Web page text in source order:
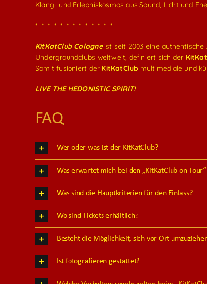
Klang- und Erlebniskosmos aus Sound, Licht und
* * * * * * * * * * * * *
KitKatClub Cologneist seit 2003 eine authentische
Undergroundclubs weltweit, definiert sich der
Somit fusioniert der KitKatClub multimediale und
LIVE THE HEDONISTIC SPIRIT!
FAQ
Wer oder was ist der KitKatClub?
Was erwartet mich bei den „KitKatClub on
Was sind die Hauptkriterien für den Einlass?
Wo sind Tickets erhältlich?
Besteht die Möglichkeit, sich vor Ort
Ist fotografieren gestattet?